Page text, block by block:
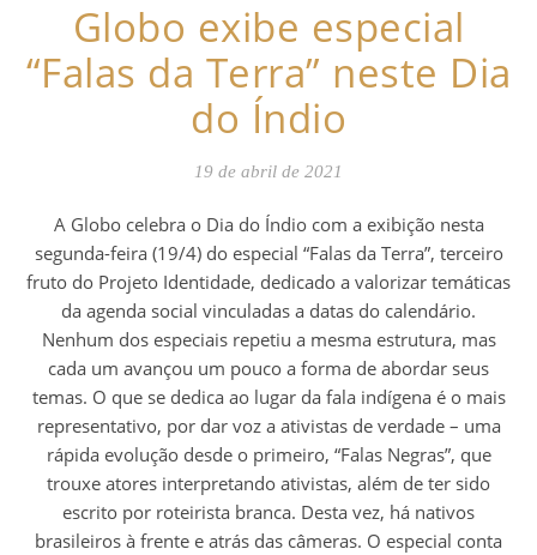
Globo exibe especial
“Falas da Terra” neste Dia
do Índio
19 de abril de 2021
A Globo celebra o Dia do Índio com a exibição nesta
segunda-feira (19/4) do especial “Falas da Terra”, terceiro
fruto do Projeto Identidade, dedicado a valorizar temáticas
da agenda social vinculadas a datas do calendário.
Nenhum dos especiais repetiu a mesma estrutura, mas
cada um avançou um pouco a forma de abordar seus
temas. O que se dedica ao lugar da fala indígena é o mais
representativo, por dar voz a ativistas de verdade – uma
rápida evolução desde o primeiro, “Falas Negras”, que
trouxe atores interpretando ativistas, além de ter sido
escrito por roteirista branca. Desta vez, há nativos
brasileiros à frente e atrás das câmeras. O especial conta